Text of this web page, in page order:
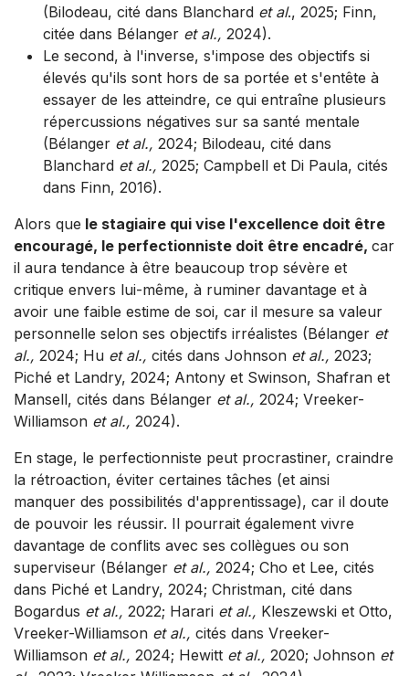
(Bilodeau, cité dans Blanchard et al., 2025; Finn,
citée dans Bélanger et al., 2024).
Le second, à l'inverse, s'impose des objectifs si
élevés qu'ils sont hors de sa portée et s'entête à
essayer de les atteindre, ce qui entraîne plusieurs
répercussions négatives sur sa santé mentale
(Bélanger et al., 2024; Bilodeau, cité dans
Blanchard et al., 2025; Campbell et Di Paula, cités
dans Finn, 2016).
Alors que le stagiaire qui vise l'excellence doit être
encouragé, le perfectionniste doit être encadré, car
il aura tendance à être beaucoup trop sévère et
critique envers lui-même, à ruminer davantage et à
avoir une faible estime de soi, car il mesure sa valeur
personnelle selon ses objectifs irréalistes (Bélanger et
al., 2024; Hu et al., cités dans Johnson et al., 2023;
Piché et Landry, 2024; Antony et Swinson, Shafran et
Mansell, cités dans Bélanger et al., 2024; Vreeker-
Williamson et al., 2024).
En stage, le perfectionniste peut procrastiner, craindre
la rétroaction, éviter certaines tâches (et ainsi
manquer des possibilités d'apprentissage), car il doute
de pouvoir les réussir. Il pourrait également vivre
davantage de conflits avec ses collègues ou son
superviseur (Bélanger et al., 2024; Cho et Lee, cités
dans Piché et Landry, 2024; Christman, cité dans
Bogardus et al., 2022; Harari et al., Kleszewski et Otto,
Vreeker-Williamson et al., cités dans Vreeker-
Williamson et al., 2024; Hewitt et al., 2020; Johnson et